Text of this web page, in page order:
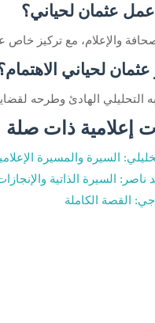
عثمان لحياني؟
والإعلام، مع تركيز خاص
عثمان لحياني
التحليلي الهادئ وطرحه
إعلامية ذات صلة
السيرة والمسيرة
ناصر: السيرة الذاتية
القصة الكاملة